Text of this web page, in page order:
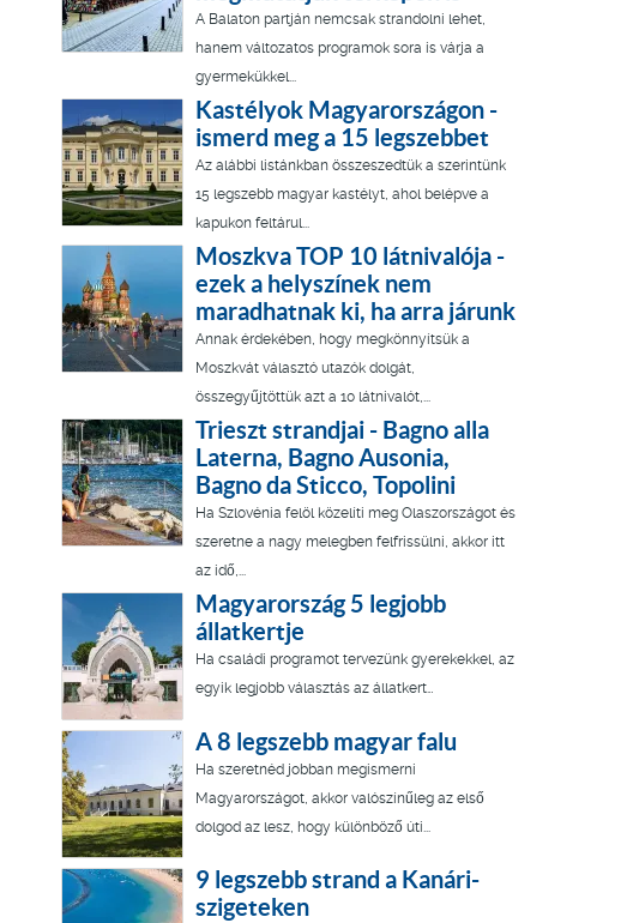
A Balaton partján nemcsak strandolni lehet,
hanem változatos programok sora is várja a
gyermekükkel...
Kastélyok Magyarországon -
ismerd meg a 15 legszebbet
Az alábbi listánkban összeszedtük a szerintünk
15 legszebb magyar kastélyt, ahol belépve a
kapukon feltárul...
Moszkva TOP 10 látnivalója -
ezek a helyszínek nem
maradhatnak ki, ha arra járunk
Annak érdekében, hogy megkönnyítsük a
Moszkvát választó utazók dolgát,
összegyűjtöttük azt a 10 látnivalót,...
Trieszt strandjai - Bagno alla
Laterna, Bagno Ausonia,
Bagno da Sticco, Topolini
Ha Szlovénia felöl közelíti meg Olaszországot és
szeretne a nagy melegben felfrissülni, akkor itt
az idő,...
Magyarország 5 legjobb
állatkertje
Ha családi programot tervezünk gyerekekkel, az
egyik legjobb választás az állatkert…
A 8 legszebb magyar falu
Ha szeretnéd jobban megismerni
Magyarországot, akkor valószínűleg az első
dolgod az lesz, hogy különböző úti...
9 legszebb strand a Kanári-
szigeteken